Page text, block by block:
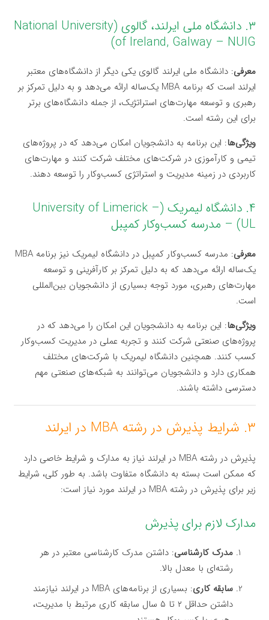
۳. دانشگاه ملی ایرلند، گالوی (National University
of Ireland, Galway – NUIG)
معرفی: دانشگاه ملی ایرلند گالوی یکی دیگر از دانشگاه‌های معتبر
ایرلند است که برنامه MBA یک‌ساله ارائه می‌دهد و به دلیل تمرکز بر
رهبری و توسعه مهارت‌های استراتژیک، از جمله دانشگاه‌های برتر
برای این رشته است.
ویژگی‌ها: این برنامه به دانشجویان امکان می‌دهد که در پروژه‌های
تیمی و کارآموزی در شرکت‌های مختلف شرکت کنند و مهارت‌های
کاربردی در زمینه مدیریت و استراتژی کسب‌وکار را توسعه دهند.
۴. دانشگاه لیمریک (University of Limerick –
UL) – مدرسه کسب‌وکار کمپبل
معرفی
: مدرسه کسب‌وکار کمپبل در دانشگاه لیمریک نیز برنامه MBA
یک‌ساله ارائه می‌دهد که به دلیل تمرکز بر کارآفرینی و توسعه
مهارت‌های رهبری، مورد توجه بسیاری از دانشجویان بین‌المللی
است.
ویژگی‌ها: این برنامه به دانشجویان این امکان را می‌دهد که در
پروژه‌های صنعتی شرکت کنند و تجربه عملی در مدیریت کسب‌وکار
کسب کنند. همچنین دانشگاه لیمریک با شرکت‌های مختلف
همکاری دارد و دانشجویان می‌توانند به شبکه‌های صنعتی مهم
دسترسی داشته باشند.
۳. شرایط پذیرش در رشته MBA در ایرلند
پذیرش در رشته MBA در ایرلند نیاز به مدارک و شرایط خاصی دارد
که ممکن است بسته به دانشگاه متفاوت باشد. به طور کلی، شرایط
زیر برای پذیرش در رشته MBA در ایرلند مورد نیاز است:
مدارک لازم برای پذیرش
مدرک کارشناسی: داشتن مدرک کارشناسی معتبر در هر
رشته‌ای با معدل بالا.
سابقه کاری
: بسیاری از برنامه‌های MBA در ایرلند نیازمند
داشتن حداقل ۲ تا ۵ سال سابقه کاری مرتبط با مدیریت،